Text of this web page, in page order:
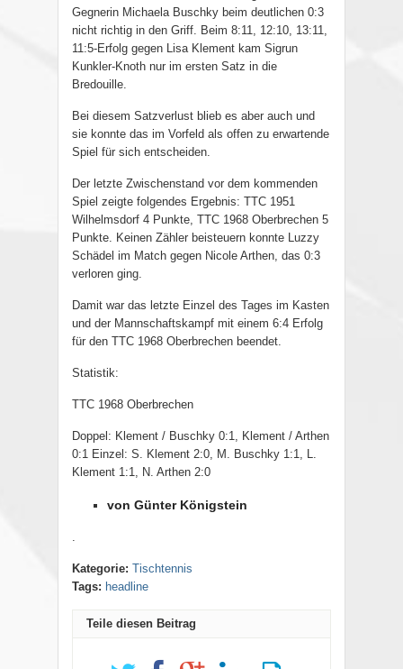
Gegnerin Michaela Buschky beim deutlichen 0:3
nicht richtig in den Griff. Beim 8:11, 12:10, 13:11,
11:5-Erfolg gegen Lisa Klement kam Sigrun
Kunkler-Knoth nur im ersten Satz in die
Bredouille.
Bei diesem Satzverlust blieb es aber auch und
sie konnte das im Vorfeld als offen zu erwartende
Spiel für sich entscheiden.
Der letzte Zwischenstand vor dem kommenden
Spiel zeigte folgendes Ergebnis: TTC 1951
Wilhelmsdorf 4 Punkte, TTC 1968 Oberbrechen 5
Punkte. Keinen Zähler beisteuern konnte Luzzy
Schädel im Match gegen Nicole Arthen, das 0:3
verloren ging.
Damit war das letzte Einzel des Tages im Kasten
und der Mannschaftskampf mit einem 6:4 Erfolg
für den TTC 1968 Oberbrechen beendet.
Statistik:
TTC 1968 Oberbrechen
Doppel: Klement / Buschky 0:1, Klement / Arthen
0:1 Einzel: S. Klement 2:0, M. Buschky 1:1, L.
Klement 1:1, N. Arthen 2:0
von Günter Königstein
.
Kategorie: Tischtennis
Tags: headline
Teile diesen Beitrag